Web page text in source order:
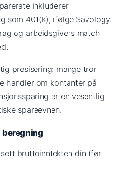
inkluderer
som 401(k), ifølge Savology.
og arbeidsgivers match
presisering: mange tror
handler om kontanter på
er en vesentlig
spareevnen.
bruttoinntekten din (før